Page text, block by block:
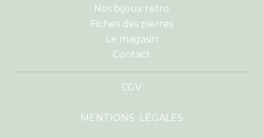
Nos bijoux retro
Fiches des pierres
Le magasin
Contact
CGV
MENTIONS LÉGALES